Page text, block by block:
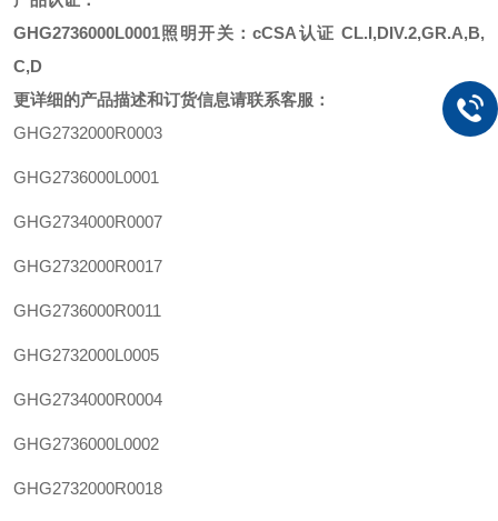
GHG2736000L0001照明开关：cCSA认证 CL.I,DIV.2,GR.A,B,
C,D
更详细的产品描述和订货信息请联系客服：
GHG2732000R0003
GHG2736000L0001
GHG2734000R0007
GHG2732000R0017
GHG2736000R0011
GHG2732000L0005
GHG2734000R0004
GHG2736000L0002
GHG2732000R0018